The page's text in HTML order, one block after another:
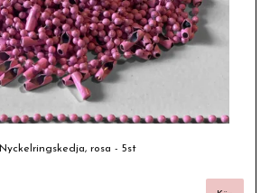
Nyckelringskedja, rosa - 5st